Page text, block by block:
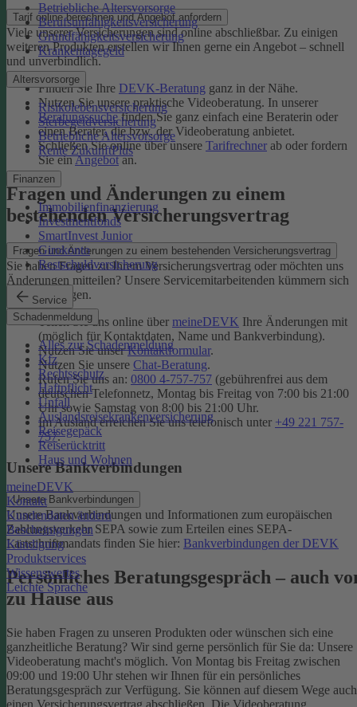
Betriebliche Altersvorsorge
Berufsunfähigkeitsversicherung
Grundfähigkeitsversicherung
Krankentagegeld
Altersvorsorge
Risikolebensversicherung
Sterbegeldversicherung
Betriebliche Altersvorsorge
Rente ZukunftPlus
Finanzen
Immobilienfinanzierung
Investmentfonds
SmartInvest Junior
Girokonto
Restschuldversicherung
Service
Schadenmeldung
Alles zur Schadenmeldung
Kfz
Rechtsschutz
Haftpflicht
Unfall
Auslandsreisekrankenversicherung
Reisegepäck
Reiserücktritt
Haus und Wohnen
meineDEVK
Kontakt
Kundendaten ändern
Bescheinigungen
Kündigung
Produktservices
Wissenswertes
Leichte Sprache
Tarif online berechnen und Angebot anfordern
Viele unserer Versicherungen sind online abschließbar. Zu einigen
weiteren Produkten erstellen wir Ihnen gerne ein Angebot – schnell
und unverbindlich.
Finden Sie Ihre DEVK-Beratung ganz in der Nähe.
Nutzen Sie unsere praktische Videoberatung. In unserer
Beratungssuchefinden Sie ganz einfach eine Beraterin oder
einen Berater, die bzw. der Videoberatung anbietet.
Schließen Sie online über unsere Tarifrechner ab oder fordern
Sie einAngebotan.
Fragen und Änderungen zu einem
bestehenden Versicherungsvertrag
Fragen und Änderungen zu einem bestehenden Versicherungsvertrag
Sie haben Fragen zu Ihrem Versicherungsvertrag oder möchten uns
Änderungen mitteilen? Unsere Servicemitarbeitenden kümmern sich
um Ihr Anliegen.
Teilen Sie uns online über meineDEVK Ihre Änderungen mit
(möglich für Kontaktdaten, Name und Bankverbindung).
Nutzen Sie unserKontaktformular.
Nutzen Sie unsere Chat-Beratung.
Rufen Sie uns an: 0800 4-757-757 (gebührenfrei aus dem
deutschen Telefonnetz, Montag bis Freitag von 7:00 bis 21:00
Uhr sowie Samstag von 8:00 bis 21:00 Uhr.
Im Ausland erreichen Sie uns telefonisch unter +49 221 757-
757.
Unsere Bankverbindungen
Unsere Bankverbindungen
Unsere Bankverbindungen und Informationen zum europäischen
Zahlungsverkehr SEPA sowie zum Erteilen eines SEPA-
Lastschriftmandats finden Sie hier: Bankverbindungen der DEVK
Persönliches Beratungsgespräch – auch
zu Hause aus
Sie haben Fragen zu unseren Produkten oder wünschen sich eine
ganzheitliche Beratung? Wir sind gerne persönlich für Sie da: Unsere
Videoberatung macht's möglich. Von Montag bis Freitag zwischen
09:00 und 19:00 Uhr stehen wir Ihnen für ein persönliches
Beratungsgespräch zur Verfügung. Sie können auf diesem Wege auch